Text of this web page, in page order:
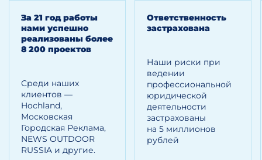
Анализ контрагентов Заказчика,
осуществляющих поставку
оборудования, используемого для целей
повышения энергоэффективности,
на предмет наличия рисков
«недобросовестного
налогоплательщика»
Результат
Бизнес-план инвестиционного проекта
За 21 год работы
нами успешно
реализованы более
8 200 проектов
Среди наших
клиентов —
Hoсhland,
Московская
Городская Реклама,
NEWS OUTDOOR
RUSSIA и другие.
Ответственность
застрахована
Наши риски при
ведении
профессиональной
юридической
деятельности
застрахованы
на 5 миллионов
рублей